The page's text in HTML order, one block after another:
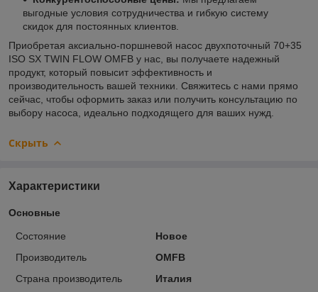
выгодные условия сотрудничества и гибкую систему
скидок для постоянных клиентов.
Приобретая аксиально-поршневой насос двухпоточный 70+35
ISO SX TWIN FLOW OMFB у нас, вы получаете надежный
продукт, который повысит эффективность и
производительность вашей техники. Свяжитесь с нами прямо
сейчас, чтобы оформить заказ или получить консультацию по
выбору насоса, идеально подходящего для ваших нужд.
Скрыть
Характеристики
Основные
Состояние
Новое
Производитель
OMFB
Страна производитель
Италия